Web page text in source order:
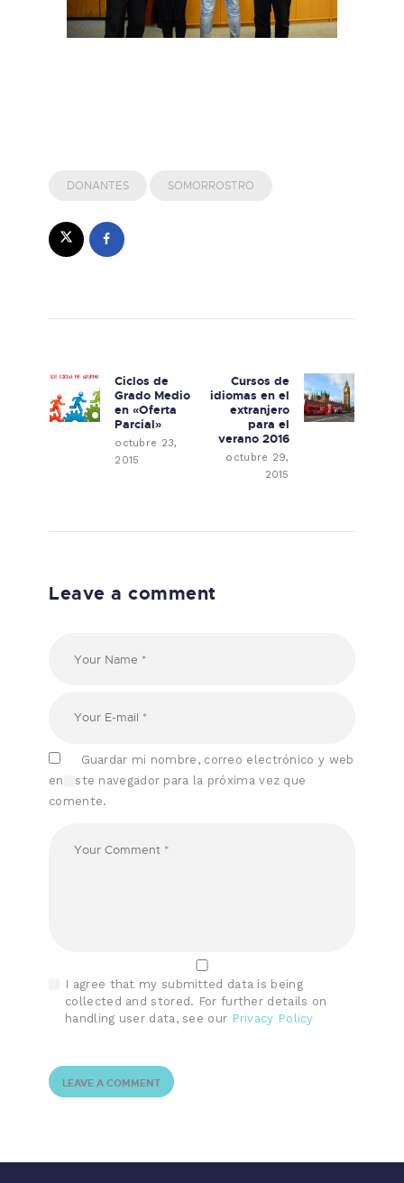
DONANTES SOMORROSTRO
Previous post:
Ciclos de
Grado Medio
en «Oferta
Parcial»
octubre 23,
2015
Next post:
Cursos de
idiomas en el
extranjero
para el
verano 2016
octubre 29,
2015
Leave a comment
Guardar mi nombre, correo electrónico y web
en este navegador para la próxima vez que
comente.
I agree that my submitted data is being
collected and stored. For further details on
handling user data, see our Privacy Policy